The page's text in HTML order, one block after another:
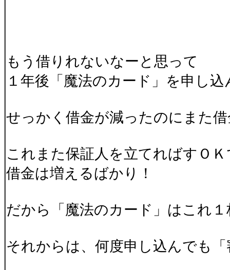
もう借りれないなーと思って
１年後「魔法のカード」を申し
せっかく借金が減ったのにまた
これまた保証人を立てればすＯ
借金は増えるばかり！
だから「魔法のカード」はこれ
それからは、何度申し込んでも